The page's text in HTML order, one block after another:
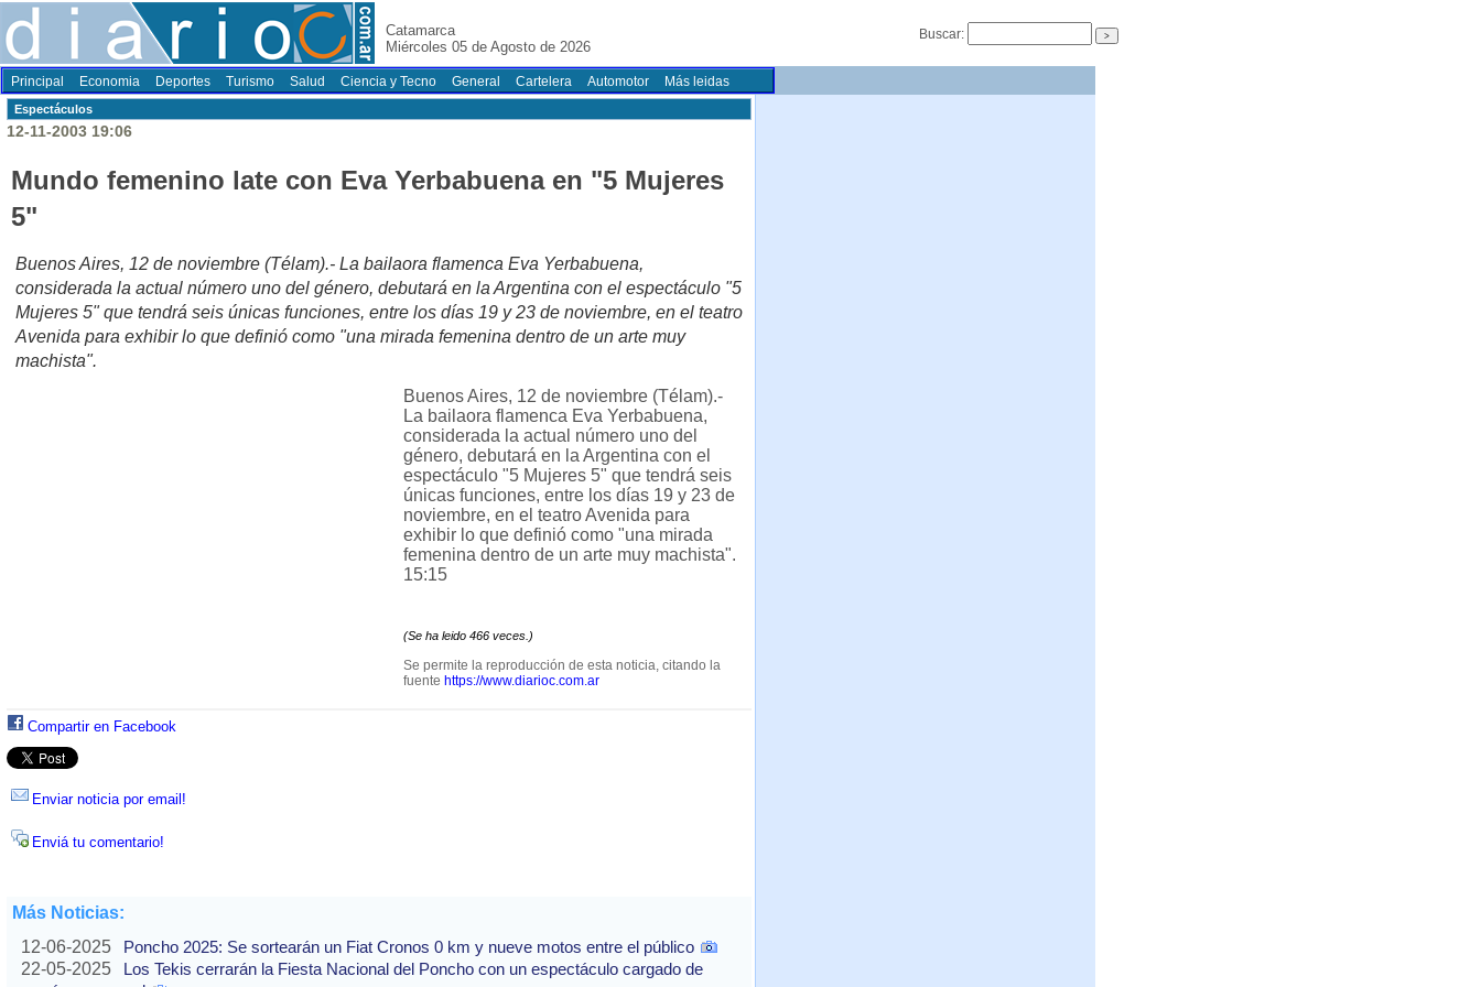
Catamarca
Miércoles 05 de Agosto de 2026
Buscar:
Principal Economia Deportes Turismo Salud Ciencia y Tecno General Cartelera Automotor Más leidas
Espectáculos
12-11-2003 19:06
Mundo femenino late con Eva Yerbabuena en "5 Mujeres
5"
Buenos Aires, 12 de noviembre (Télam).- La bailaora flamenca Eva Yerbabuena,
considerada la actual número uno del género, debutará en la Argentina con el espectáculo "5
Mujeres 5" que tendrá seis únicas funciones, entre los días 19 y 23 de noviembre, en el teatro
Avenida para exhibir lo que definió como "una mirada femenina dentro de un arte muy
machista".
Buenos Aires, 12 de noviembre (Télam).-
La bailaora flamenca Eva Yerbabuena,
considerada la actual número uno del
género, debutará en la Argentina con el
espectáculo "5 Mujeres 5" que tendrá seis
únicas funciones, entre los días 19 y 23 de
noviembre, en el teatro Avenida para
exhibir lo que definió como "una mirada
femenina dentro de un arte muy machista".
15:15
(Se ha leido 466 veces.)
Se permite la reproducción de esta noticia, citando la
fuente https://www.diarioc.com.ar
Compartir en Facebook
Enviar noticia por email!
Enviá tu comentario!
Más Noticias:
12-06-2025
Poncho 2025: Se sortearán un Fiat Cronos 0 km y nueve motos entre el público
22-05-2025
Los Tekis cerrarán la Fiesta Nacional del Poncho con un espectáculo cargado de